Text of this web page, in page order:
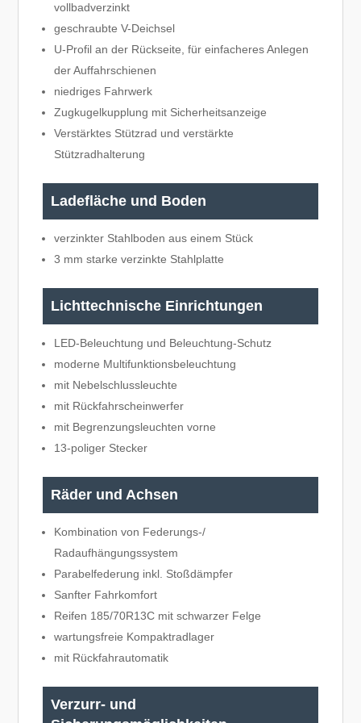
vollbadverzinkt
geschraubte V-Deichsel
U-Profil an der Rückseite, für einfacheres Anlegen
der Auffahrschienen
niedriges Fahrwerk
Zugkugelkupplung mit Sicherheitsanzeige
Verstärktes Stützrad und verstärkte
Stützradhalterung
Ladefläche und Boden
verzinkter Stahlboden aus einem Stück
3 mm starke verzinkte Stahlplatte
Lichttechnische Einrichtungen
LED-Beleuchtung und Beleuchtung-Schutz
moderne Multifunktionsbeleuchtung
mit Nebelschlussleuchte
mit Rückfahrscheinwerfer
mit Begrenzungsleuchten vorne
13-poliger Stecker
Räder und Achsen
Kombination von Federungs-/
Radaufhängungssystem
Parabelfederung inkl. Stoßdämpfer
Sanfter Fahrkomfort
Reifen 185/70R13C mit schwarzer Felge
wartungsfreie Kompaktradlager
mit Rückfahrautomatik
Verzurr- und